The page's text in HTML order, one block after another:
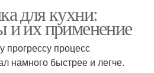
для кухни:
и их применение
прогрессу процесс
намного быстрее и легче.